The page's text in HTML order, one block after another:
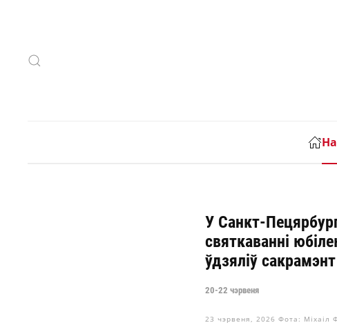
У Санкт-
святкаванні
ўдзяліў
20-22 чэрвеня
23 чэрвеня, 2026 Фота: Міхаіл